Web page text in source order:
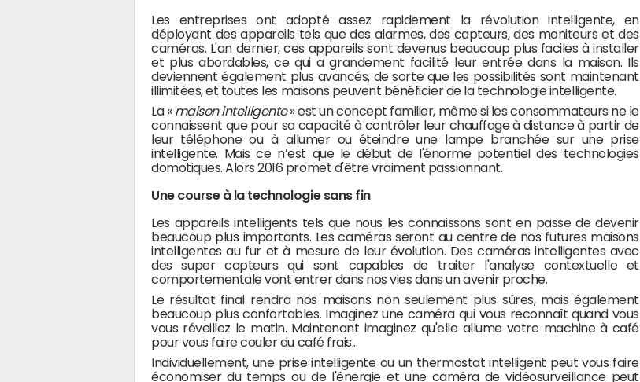
Les entreprises ont adopté assez rapidement la révolution intelligente, en
déployant des appareils tels que des alarmes, des capteurs, des moniteurs et des
caméras. L'an dernier, ces appareils sont devenus beaucoup plus faciles à installer
et plus abordables, ce qui a grandement facilité leur entrée dans la maison. Ils
deviennent également plus avancés, de sorte que les possibilités sont maintenant
illimitées, et toutes les maisons peuvent bénéficier de la technologie intelligente.
La « maison intelligente» est un concept familier, même si les consommateurs ne le
connaissent que pour sa capacité à contrôler leur chauffage à distance à partir de
leur téléphone ou à allumer ou éteindre une lampe branchée sur une prise
intelligente. Mais ce n’est que le début de l'énorme potentiel des technologies
domotiques. Alors 2016 promet d'être vraiment passionnant.
Une course à la technologie sans fin
Les appareils intelligents tels que nous les connaissons sont en passe de devenir
beaucoup plus importants. Les caméras seront au centre de nos futures maisons
intelligentes au fur et à mesure de leur évolution. Des caméras intelligentes avec
des super capteurs qui sont capables de traiter l'analyse contextuelle et
comportementale vont entrer dans nos vies dans un avenir proche.
Le résultat final rendra nos maisons non seulement plus sûres, mais également
beaucoup plus confortables. Imaginez une caméra qui vous reconnaît quand vous
vous réveillez le matin. Maintenant imaginez qu'elle allume votre machine à café
pour vous faire couler du café frais...
Individuellement, une prise intelligente ou un thermostat intelligent peut vous faire
économiser du temps ou de l'énergie et une caméra de vidéosurveillance peut